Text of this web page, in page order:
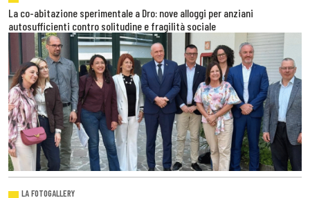
La co-abitazione sperimentale a Dro: nove alloggi per anziani
autosufficienti contro solitudine e fragilità sociale
LA FOTOGALLERY